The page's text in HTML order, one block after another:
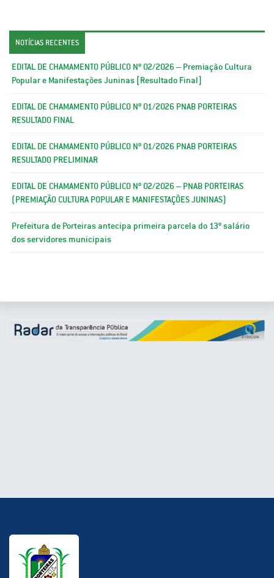
NOTÍCIAS RECENTES
EDITAL DE CHAMAMENTO PÚBLICO Nº 02/2026 – Premiação Cultura
Popular e Manifestações Juninas [Resultado Final]
EDITAL DE CHAMAMENTO PÚBLICO Nº 01/2026 PNAB PORTEIRAS
RESULTADO FINAL
EDITAL DE CHAMAMENTO PÚBLICO Nº 01/2026 PNAB PORTEIRAS
RESULTADO PRELIMINAR
EDITAL DE CHAMAMENTO PÚBLICO Nº 02/2026 – PNAB PORTEIRAS
(PREMIAÇÃO CULTURA POPULAR E MANIFESTAÇÕES JUNINAS)
Prefeitura de Porteiras antecipa primeira parcela do 13º salário
dos servidores municipais